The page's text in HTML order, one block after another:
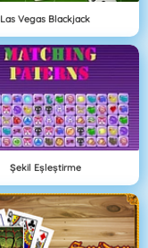
Las Vegas Blackjack
Şekil Eşleştirme